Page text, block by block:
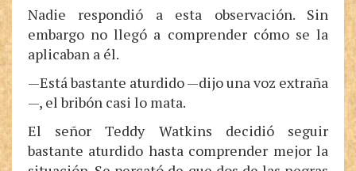
Nadie respondió a esta observación. Sin
embargo no llegó a comprender cómo se la
aplicaban a él.
—Está bastante aturdido —dijo una voz extraña
—, el bribón casi lo mata.
El señor Teddy Watkins decidió seguir
bastante aturdido hasta comprender mejor la